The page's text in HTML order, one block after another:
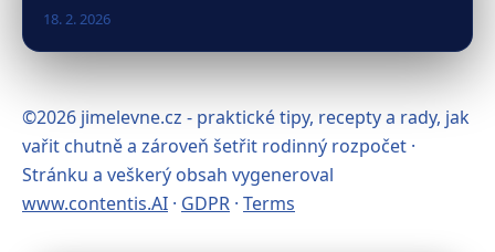
18. 2. 2026
©2026 jimelevne.cz - praktické tipy, recepty a rady, jak
vařit chutně a zároveň šetřit rodinný rozpočet ·
Stránku a veškerý obsah vygeneroval
www.contentis.AI · GDPR · Terms